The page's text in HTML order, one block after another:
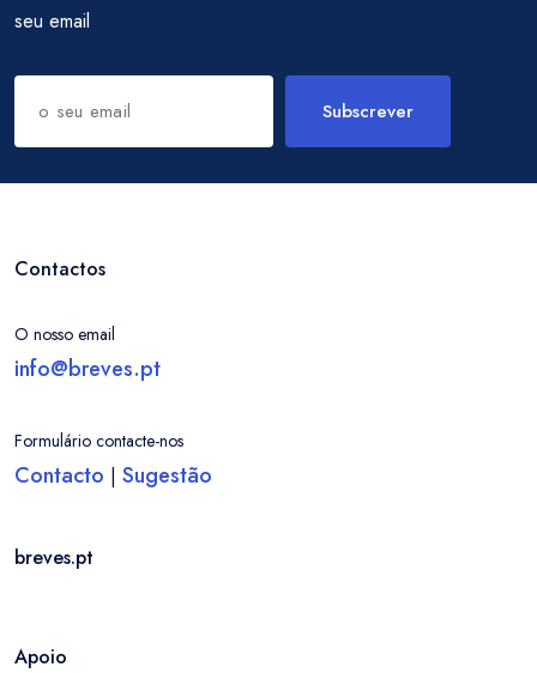
seu email
Subscrever
Contactos
O nosso email
info@breves.pt
Formulário contacte-nos
Contacto | Sugestão
breves.pt
Apoio